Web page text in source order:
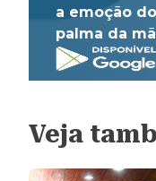
a emoção
palma da
Veja